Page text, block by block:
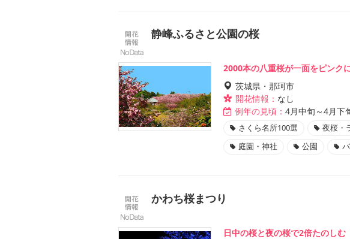
静峰ふるさと公園の桜
2000本の八重桜が一面をピンク
茨城県・那珂市
開花情報： なし
例年の見頃： 4月中旬～4月下
さくら名所100選 夜桜・
庭園・神社
公園
かわち桜まつり
日中の桜と夜の桜で2倍たのしむ